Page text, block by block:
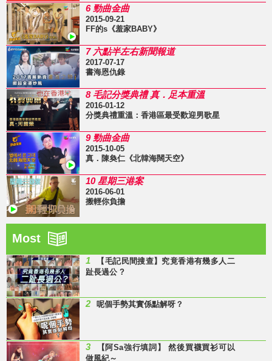
6 勁曲金曲
2015-09-21
FF的s《羞家BABY》
7 六點半左右新聞報道
2017-07-17
書海恩仇錄
8 毛記分獎典禮 真．足本重溫
2016-01-12
分獎典禮重溫：香港區最受歡迎男歌星
9 勁曲金曲
2015-10-05
真．陳奐仁《北韓海闊天空》
10 星期三港案
2016-06-01
搬輕你負擔
Most
1
【毛記民間搜查】究竟香港有幾多人二
趾長過公 ?
2 呢個手勢其實係點解呀？
3
【阿Sa強行填詞】 然後買襪買衫可以
做風紀～